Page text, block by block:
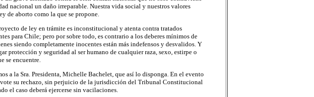
nacional un daño irreparable. Nuestra vida social y nuestros valores
de aborto como la que se propone.
de ley en trámite es inconstitucional y atenta contra tratados
para Chile; pero por sobre todo, es contrario a los deberes mínimos de
siendo completamente inocentes están más indefensos y desvalidos. Y
protección y seguridad al ser humano de cualquier raza, sexo, estirpe o
se encuentre.
a la Sra. Presidenta, Michelle Bachelet, que así lo disponga. En el evento
su rechazo, sin perjuicio de la jurisdicción del Tribunal Constitucional
el caso deberá ejercerse sin vacilaciones.